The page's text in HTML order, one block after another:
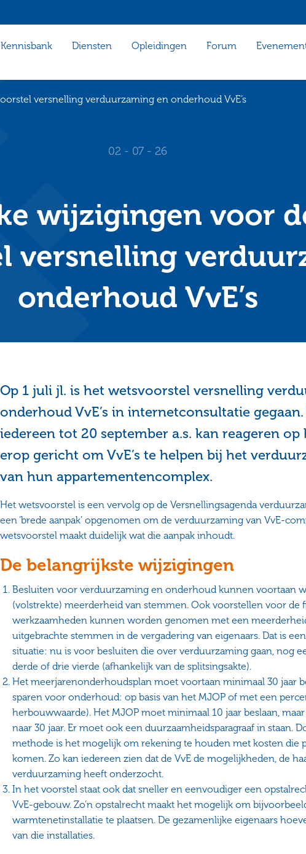
Kennisbank Diensten Opleidingen Forum
versnelling verduurzaming en onderhoud VvE’s
02 - 07 - 26
wijzigingen voor
versnelling
onderhoud VvE’s
Op 1 juli jl. is het wetsvoorstel versnelling
onderhoud VvE’s in internetconsultatie
iedereen tot 20 september a.s. kan reageren
erop gericht om VvE’s te helpen bij het
van hun appartementencomplex.
Het wetsvoorstel is een vervolg op de Versnellingsagenda
een ‘brede aanpak’ opgenomen om de verduurzaming van VvE-
wetsvoorstel maakt duidelijk wat die aanpak inhoudt.
De belangrijkste wijzigingen
Besluiten voor verduurzaming en onderhoud kunnen voortaan
(volstrekte) meerderheid van stemmen. Ook voorstellen voor de
werkzaamheden kunnen worden genomen met een
uitgebrachte stemmen in de vergadering van eigenaars. Dat is
situatie: nu is voor besluiten die over verduurzaming gaan, nog
derde of drie vierde (afhankelijk van de splitsingsakte).
Het meerjarenonderhoudsplan moet voortaan minimaal 30 jaar
sparen voor onderhoud: op basis van het MJOP of met een
herbouwwaarde). Het MJOP moet minimaal 10 jaar beslaan,
naar 30 jaar. Er moet ook een duurzaamheidsparagraaf in staan.
methode is het mogelijk om rekening te houden met kosten die
komen. Zo kan iedereen zien dat de VvE de mogelijkheden, de
verduurzaming heeft onderzocht.
In het voorstel staat ook dat sneller en eenvoudiger een
VvE-gebouw. Zo’n opstalrecht maakt het mogelijk om
warmtenetinstallatie te plaatsen. De gezamenlijke eigenaars
van die installaties.